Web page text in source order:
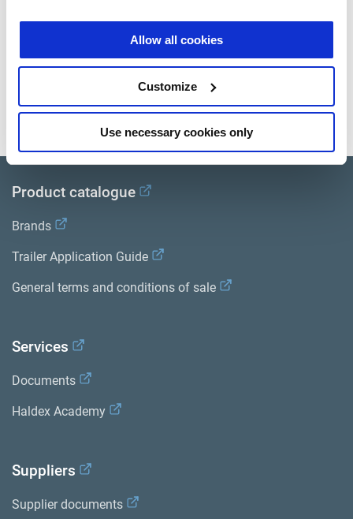
Allow all cookies
Customize
Use necessary cookies only
Ces informations sont disponibles dans le
bulletin (PB DB 029L)
Product catalogue
Brands
Trailer Application Guide
General terms and conditions of sale
Services
Documents
Haldex Academy
Suppliers
Supplier documents